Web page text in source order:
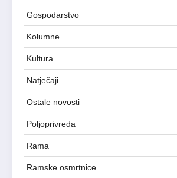
Gospodarstvo
Kolumne
Kultura
Natječaji
Ostale novosti
Poljoprivreda
Rama
Ramske osmrtnice